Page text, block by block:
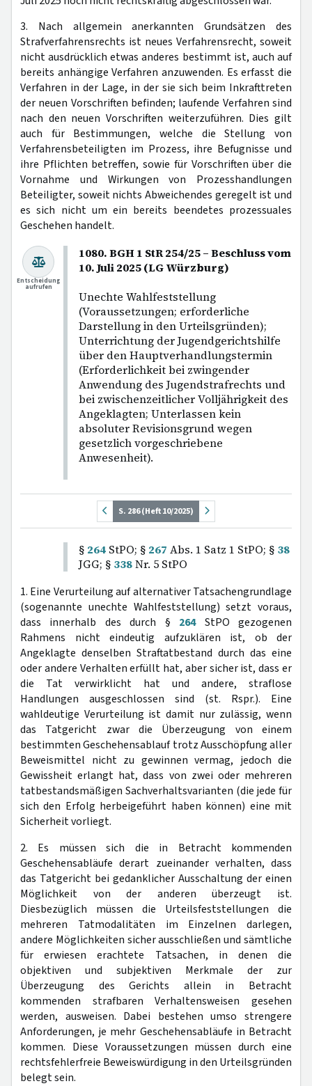
3. Nach allgemein anerkannten Grundsätzen des
Strafverfahrensrechts ist neues Verfahrensrecht, soweit
nicht ausdrücklich etwas anderes bestimmt ist, auch auf
bereits anhängige Verfahren anzuwenden. Es erfasst die
Verfahren in der Lage, in der sie sich beim Inkrafttreten
der neuen Vorschriften befinden; laufende Verfahren sind
nach den neuen Vorschriften weiterzuführen. Dies gilt
auch für Bestimmungen, welche die Stellung von
Verfahrensbeteiligten im Prozess, ihre Befugnisse und
ihre Pflichten betreffen, sowie für Vorschriften über die
Vornahme und Wirkungen von Prozesshandlungen
Beteiligter, soweit nichts Abweichendes geregelt ist und
es sich nicht um ein bereits beendetes prozessuales
Geschehen handelt.
1080. BGH 1 StR 254/25 – Beschluss vom
10. Juli 2025 (LG Würzburg)
Unechte Wahlfeststellung
(Voraussetzungen; erforderliche
Darstellung in den Urteilsgründen);
Unterrichtung der Jugendgerichtshilfe
über den Hauptverhandlungstermin
(Erforderlichkeit bei zwingender
Anwendung des Jugendstrafrechts und
bei zwischenzeitlicher Volljährigkeit des
Angeklagten; Unterlassen kein
absoluter Revisionsgrund wegen
gesetzlich vorgeschriebene
Anwesenheit).
Entscheidung
aufrufen
S. 286 (Heft 10/2025)
§ 264 StPO; § 267 Abs. 1 Satz 1 StPO; § 38
JGG; § 338Nr. 5 StPO
1. Eine Verurteilung auf alternativer Tatsachengrundlage
(sogenannte unechte Wahlfeststellung) setzt voraus,
dass innerhalb des durch § 264StPO gezogenen
Rahmens nicht eindeutig aufzuklären ist, ob der
Angeklagte denselben Straftatbestand durch das eine
oder andere Verhalten erfüllt hat, aber sicher ist, dass er
die Tat verwirklicht hat und andere, straflose
Handlungen ausgeschlossen sind (st. Rspr.). Eine
wahldeutige Verurteilung ist damit nur zulässig, wenn
das Tatgericht zwar die Überzeugung von einem
bestimmten Geschehensablauf trotz Ausschöpfung aller
Beweismittel nicht zu gewinnen vermag, jedoch die
Gewissheit erlangt hat, dass von zwei oder mehreren
tatbestandsmäßigen Sachverhaltsvarianten (die jede für
sich den Erfolg herbeigeführt haben können) eine mit
Sicherheit vorliegt.
2. Es müssen sich die in Betracht kommenden
Geschehensabläufe derart zueinander verhalten, dass
das Tatgericht bei gedanklicher Ausschaltung der einen
Möglichkeit von der anderen überzeugt ist.
Diesbezüglich müssen die Urteilsfeststellungen die
mehreren Tatmodalitäten im Einzelnen darlegen,
andere Möglichkeiten sicher ausschließen und sämtliche
für erwiesen erachtete Tatsachen, in denen die
objektiven und subjektiven Merkmale der zur
Überzeugung des Gerichts allein in Betracht
kommenden strafbaren Verhaltensweisen gesehen
werden, ausweisen. Dabei bestehen umso strengere
Anforderungen, je mehr Geschehensabläufe in Betracht
kommen. Diese Voraussetzungen müssen durch eine
rechtsfehlerfreie Beweiswürdigung in den Urteilsgründen
belegt sein.